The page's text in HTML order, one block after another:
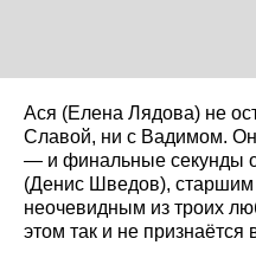
Ася (Елена Лядова) не
Славой, ни с Вадимом.
— и финальные секунды
(Денис Шведов),
неочевидным из троих
этом так и не признаётся